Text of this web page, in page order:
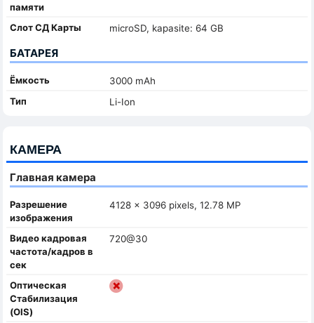
памяти
Слот СД Карты microSD, kapasite: 64 GB
БАТАРЕЯ
Ёмкость
3000 mAh
Тип
Li-Ion
КАМЕРА
Главная камера
Разрешение
изображения
4128 x 3096 pixels, 12.78 MP
Видео кадровая
частота/кадров в
сек
720@30
Оптическая
Стабилизация
(OIS)